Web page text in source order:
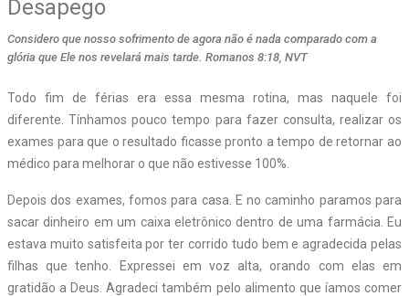
Desapego
Considero que nosso sofrimento de agora não é nada comparado com a
glória que Ele nos revelará mais tarde. Romanos 8:18, NVT
Todo fim de férias era essa mesma rotina, mas naquele foi
diferente. Tínhamos pouco tempo para fazer consulta, realizar os
exames para que o resultado ficasse pronto a tempo de retornar ao
médico para melhorar o que não estivesse 100%.
Depois dos exames, fomos para casa. E no caminho paramos para
sacar dinheiro em um caixa eletrônico dentro de uma farmácia. Eu
estava muito satisfeita por ter corrido tudo bem e agradecida pelas
filhas que tenho. Expressei em voz alta, orando com elas em
gratidão a Deus. Agradeci também pelo alimento que íamos comer